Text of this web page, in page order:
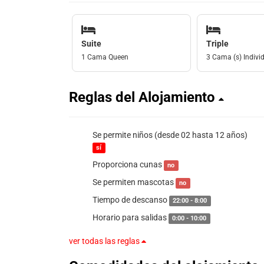
Suite
1 Cama Queen
Triple
3 Cama (s)
Reglas del Alojamiento
Se permite niños (desde 02 hasta 12 años)
sí
Proporciona cunas no
Se permiten mascotas no
Tiempo de descanso 22:00 - 8:00
Horario para salidas 0:00 - 10:00
ver todas las reglas